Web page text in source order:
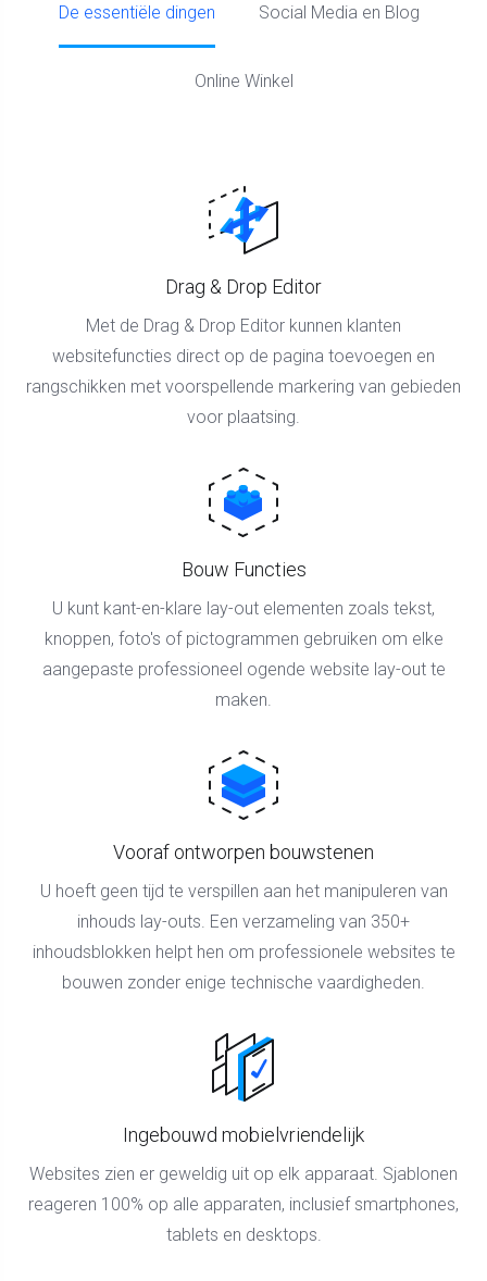
De essentiële dingen Social Media en Blog
Online Winkel
Drag & Drop Editor
Met de Drag & Drop Editor kunnen klanten
websitefuncties direct op de pagina toevoegen en
rangschikken met voorspellende markering van gebieden
voor plaatsing.
Bouw Functies
U kunt kant-en-klare lay-out elementen zoals tekst,
knoppen, foto's of pictogrammen gebruiken om elke
aangepaste professioneel ogende website lay-out te
maken.
Vooraf ontworpen bouwstenen
U hoeft geen tijd te verspillen aan het manipuleren van
inhouds lay-outs. Een verzameling van 350+
inhoudsblokken helpt hen om professionele websites te
bouwen zonder enige technische vaardigheden.
Ingebouwd mobielvriendelijk
Websites zien er geweldig uit op elk apparaat. Sjablonen
reageren 100% op alle apparaten, inclusief smartphones,
tablets en desktops.